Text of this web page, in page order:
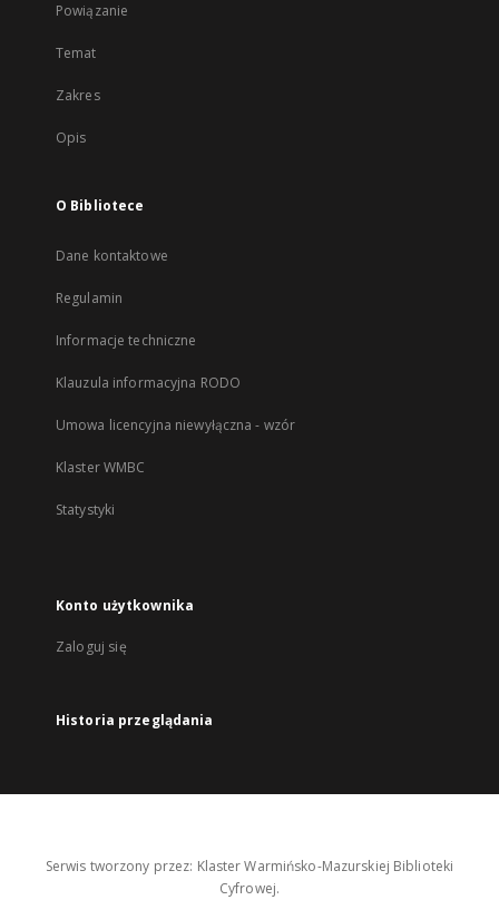
Powiązanie
Temat
Zakres
Opis
O Bibliotece
Dane kontaktowe
Regulamin
Informacje techniczne
Klauzula informacyjna RODO
Umowa licencyjna niewyłączna - wzór
Klaster WMBC
Statystyki
Konto użytkownika
Zaloguj się
Historia przeglądania
Serwis tworzony przez: Klaster Warmińsko-Mazurskiej Biblioteki
Cyfrowej.